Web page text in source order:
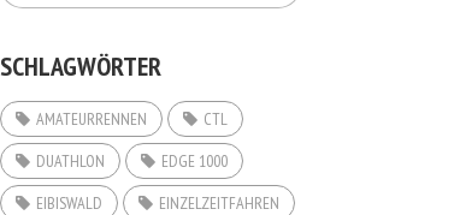
SCHLAGWÖRTER
AMATEURRENNEN
CTL
DUATHLON
EDGE 1000
EIBISWALD
EINZELZEITFAHREN